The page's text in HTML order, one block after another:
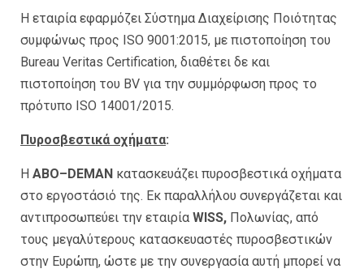
Η εταιρία εφαρμόζει Σύστημα Διαχείρισης Ποιότητας
συμφώνως προς ISO 9001:2015, με πιστοποίηση του
Bureau Veritas Certification, διαθέτει δε και
πιστοποίηση του BV για την συμμόρφωση προς το
πρότυπο ISO 14001/2015.
Πυροσβεστικά οχήματα:
H ABO– DEMAN κατασκευάζει πυροσβεστικά οχήματα
στο εργοστάσιό της. Εκ παραλλήλου συνεργάζεται και
αντιπροσωπεύει την εταιρία WISS, Πολωνίας, από
τους μεγαλύτερους κατασκευαστές πυροσβεστικών
στην Ευρώπη, ώστε με την συνεργασία αυτή μπορεί να